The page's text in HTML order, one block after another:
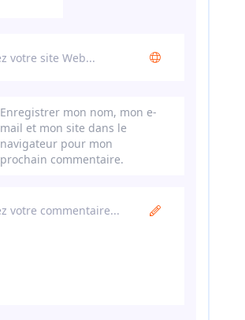
Enregistrer mon nom, mon e-
mail et mon site dans le
navigateur pour mon
prochain commentaire.